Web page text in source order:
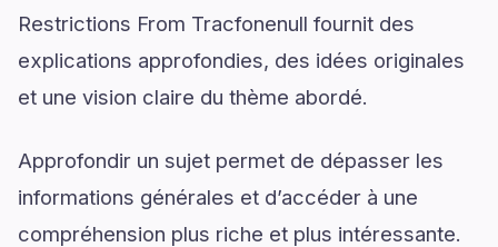
Restrictions From Tracfonenull fournit des
explications approfondies, des idées originales
et une vision claire du thème abordé.
Approfondir un sujet permet de dépasser les
informations générales et d’accéder à une
compréhension plus riche et plus intéressante.